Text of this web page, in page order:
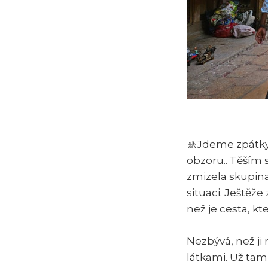
🚸Jdeme
obzoru.. Těším
zmizela
situaci.
než je cesta,
Nezbývá, než
látkami. Už